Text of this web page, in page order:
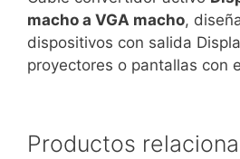
macho a VGA macho,
dispositivos con salida
proyectores o pantallas con
Productos